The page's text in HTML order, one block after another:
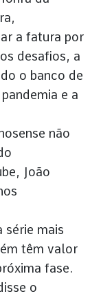
a fatura por
desafios, a
o banco de
e a
não
João
série mais
têm valor
fase.
o